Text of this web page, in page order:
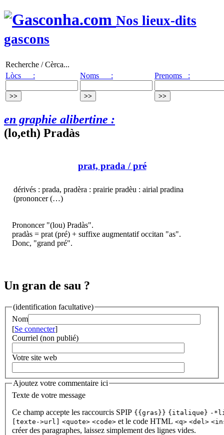
Nos lieux-dits
gascons
Recherche / Cèrca...
Lòcs :
Noms : Prenoms :
en graphie alibertine :
(lo,eth) Pradàs
prat, prada/ pré
dérivés : prada, pradèra : prairie pradèu : airial pradina
(prononcer (…)
Prononcer "(lou) Pradàs".
pradàs = prat (pré) + suffixe augmentatif occitan "as".
Donc, "grand pré".
Un gran de sau ?
(identification facultative)
Nom
[Se connecter]
Courriel (non publié)
Votre site web
Ajoutez votre commentaire ici
Texte de votre message
Ce champ accepte les raccourcis SPIP {{gras}} {italique} -
[texte->url] <quote> <code> et le code HTML <q> <del>
créer des paragraphes, laissez simplement des lignes vides.